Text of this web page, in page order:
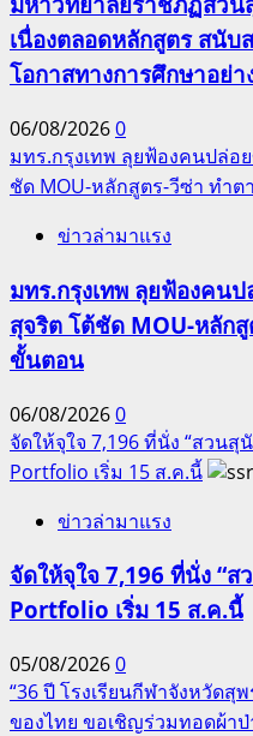
เนื่องตลอดหลักสูตร สนับ
โอกาสทางการศึกษาอย่า
06/08/20260
มทร.กรุงเทพ ลุยฟ้องคนปล่อ
ชัด MOU-หลักสูตร-วีซ่า ทำ
ข่าวล่ามาแรง
มทร.กรุงเทพ ลุยฟ้องคน
สุจริต โต้ชัด MOU-หลัก
ขั้นตอน
06/08/20260
จัดให้จุใจ 7,196 ที่นั่ง “สวนสุ
Portfolio เริ่ม 15 ส.ค.นี้
ข่าวล่ามาแรง
จัดให้จุใจ 7,196 ที่นั่ง “
Portfolio เริ่ม 15 ส.ค.นี้
05/08/20260
“36 ปี โรงเรียนกีฬาจังหวัดสุ
ของไทย ขอเชิญร่วมทอดผ้า